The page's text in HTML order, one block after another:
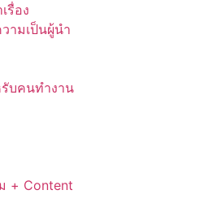
รื่อง
ามเป็นผู้นำ
บคนทำงาน
+ Content